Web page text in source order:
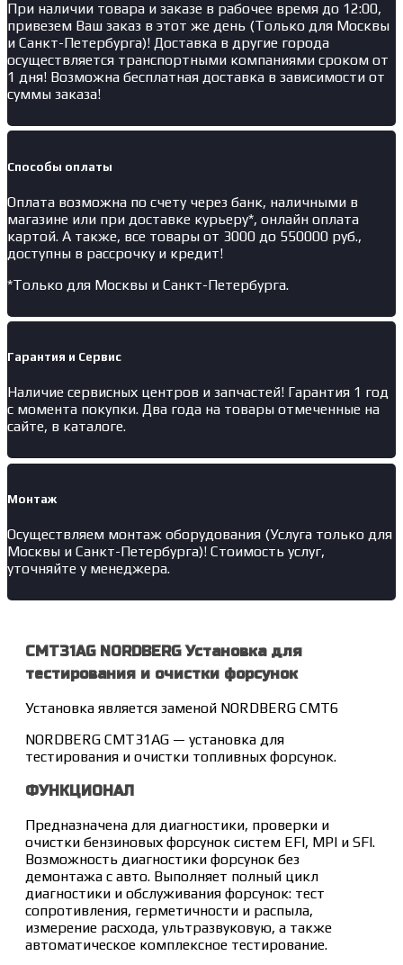
При наличии товара и заказе в рабочее время до 12:00,
привезем Ваш заказ в этот же день (Только для Москвы
и Санкт-Петербурга)! Доставка в другие города
осуществляется транспортными компаниями сроком от
1 дня! Возможна бесплатная доставка в зависимости от
суммы заказа!
Способы оплаты
Оплата возможна по счету через банк, наличными в
магазине или при доставке курьеру*, онлайн оплата
картой. А также, все товары от 3000 до 550000 руб.,
доступны в рассрочку и кредит!
*Только для Москвы и Санкт-Петербурга.
Гарантия и Сервис
Наличие сервисных центров и запчастей! Гарантия 1 год
с момента покупки. Два года на товары отмеченные на
сайте, в каталоге.
Монтаж
Осуществляем монтаж оборудования (Услуга только для
Москвы и Санкт-Петербурга)! Стоимость услуг,
уточняйте у менеджера.
CMT31AG NORDBERG Установка для
тестирования и очистки форсунок
Установка является заменой NORDBERG CMT6
NORDBERG CMT31AG — установка для
тестирования и очистки топливных форсунок.
ФУНКЦИОНАЛ
Предназначена для диагностики, проверки и
очистки бензиновых форсунок систем EFI, MPI и SFI.
Возможность диагностики форсунок без
демонтажа с авто. Выполняет полный цикл
диагностики и обслуживания форсунок: тест
сопротивления, герметичности и распыла,
измерение расхода, ультразвуковую, а также
автоматическое комплексное тестирование.